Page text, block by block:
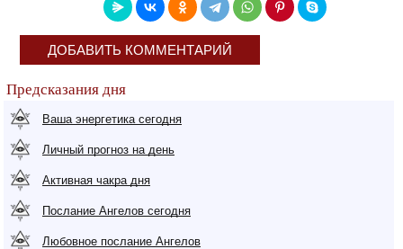
ДОБАВИТЬ КОММЕНТАРИЙ
Предсказания дня
Ваша энергетика сегодня
Личный прогноз на день
Активная чакра дня
Послание Ангелов сегодня
Любовное послание Ангелов